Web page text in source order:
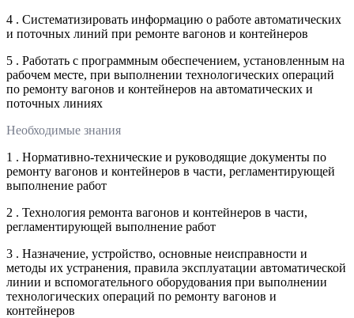
4 . Систематизировать информацию о работе автоматических
и поточных линий при ремонте вагонов и контейнеров
5 . Работать с программным обеспечением, установленным на
рабочем месте, при выполнении технологических операций
по ремонту вагонов и контейнеров на автоматических и
поточных линиях
Необходимые знания
1 . Нормативно-технические и руководящие документы по
ремонту вагонов и контейнеров в части, регламентирующей
выполнение работ
2 . Технология ремонта вагонов и контейнеров в части,
регламентирующей выполнение работ
3 . Назначение, устройство, основные неисправности и
методы их устранения, правила эксплуатации автоматической
линии и вспомогательного оборудования при выполнении
технологических операций по ремонту вагонов и
контейнеров